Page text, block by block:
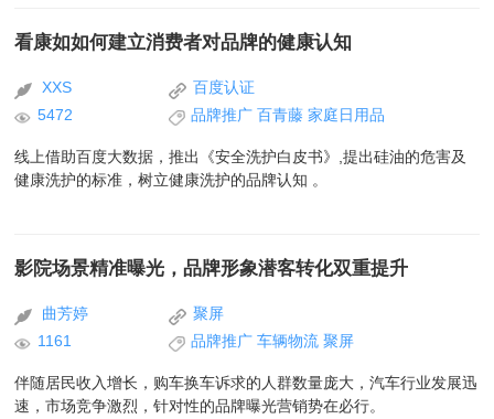
看康如如何建立消费者对品牌的健康认知
XXS
百度认证
5472
品牌推广 百青藤 家庭日用品
线上借助百度大数据，推出《安全洗护白皮书》,提出硅油的危害及
健康洗护的标准，树立健康洗护的品牌认知 。
影院场景精准曝光，品牌形象潜客转化双重提升
曲芳婷
聚屏
1161
品牌推广 车辆物流 聚屏
伴随居民收入增长，购车换车诉求的人群数量庞大，汽车行业发展迅
速，市场竞争激烈，针对性的品牌曝光营销势在必行。